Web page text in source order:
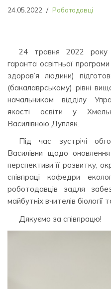
24.05.2022 Роботодавці
24 травня 2022 року
гаранта освітньої
здоров’я людини)
(бакалаврському) рівні
начальником відділу
якості освіти у
Василівною Дупляк.
Під час зустрічі
Василівни щодо
перспективи її розвитку,
співпраці кафедри
роботодавців задля
майбутніх вчителів біології
Дякуємо за співпрацю!